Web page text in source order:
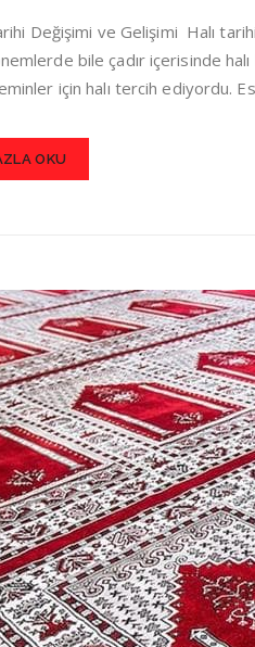
Değişimi ve Gelişimi Halı
bile çadır içerisinde halı
için halı tercih ediyordu.
OKU